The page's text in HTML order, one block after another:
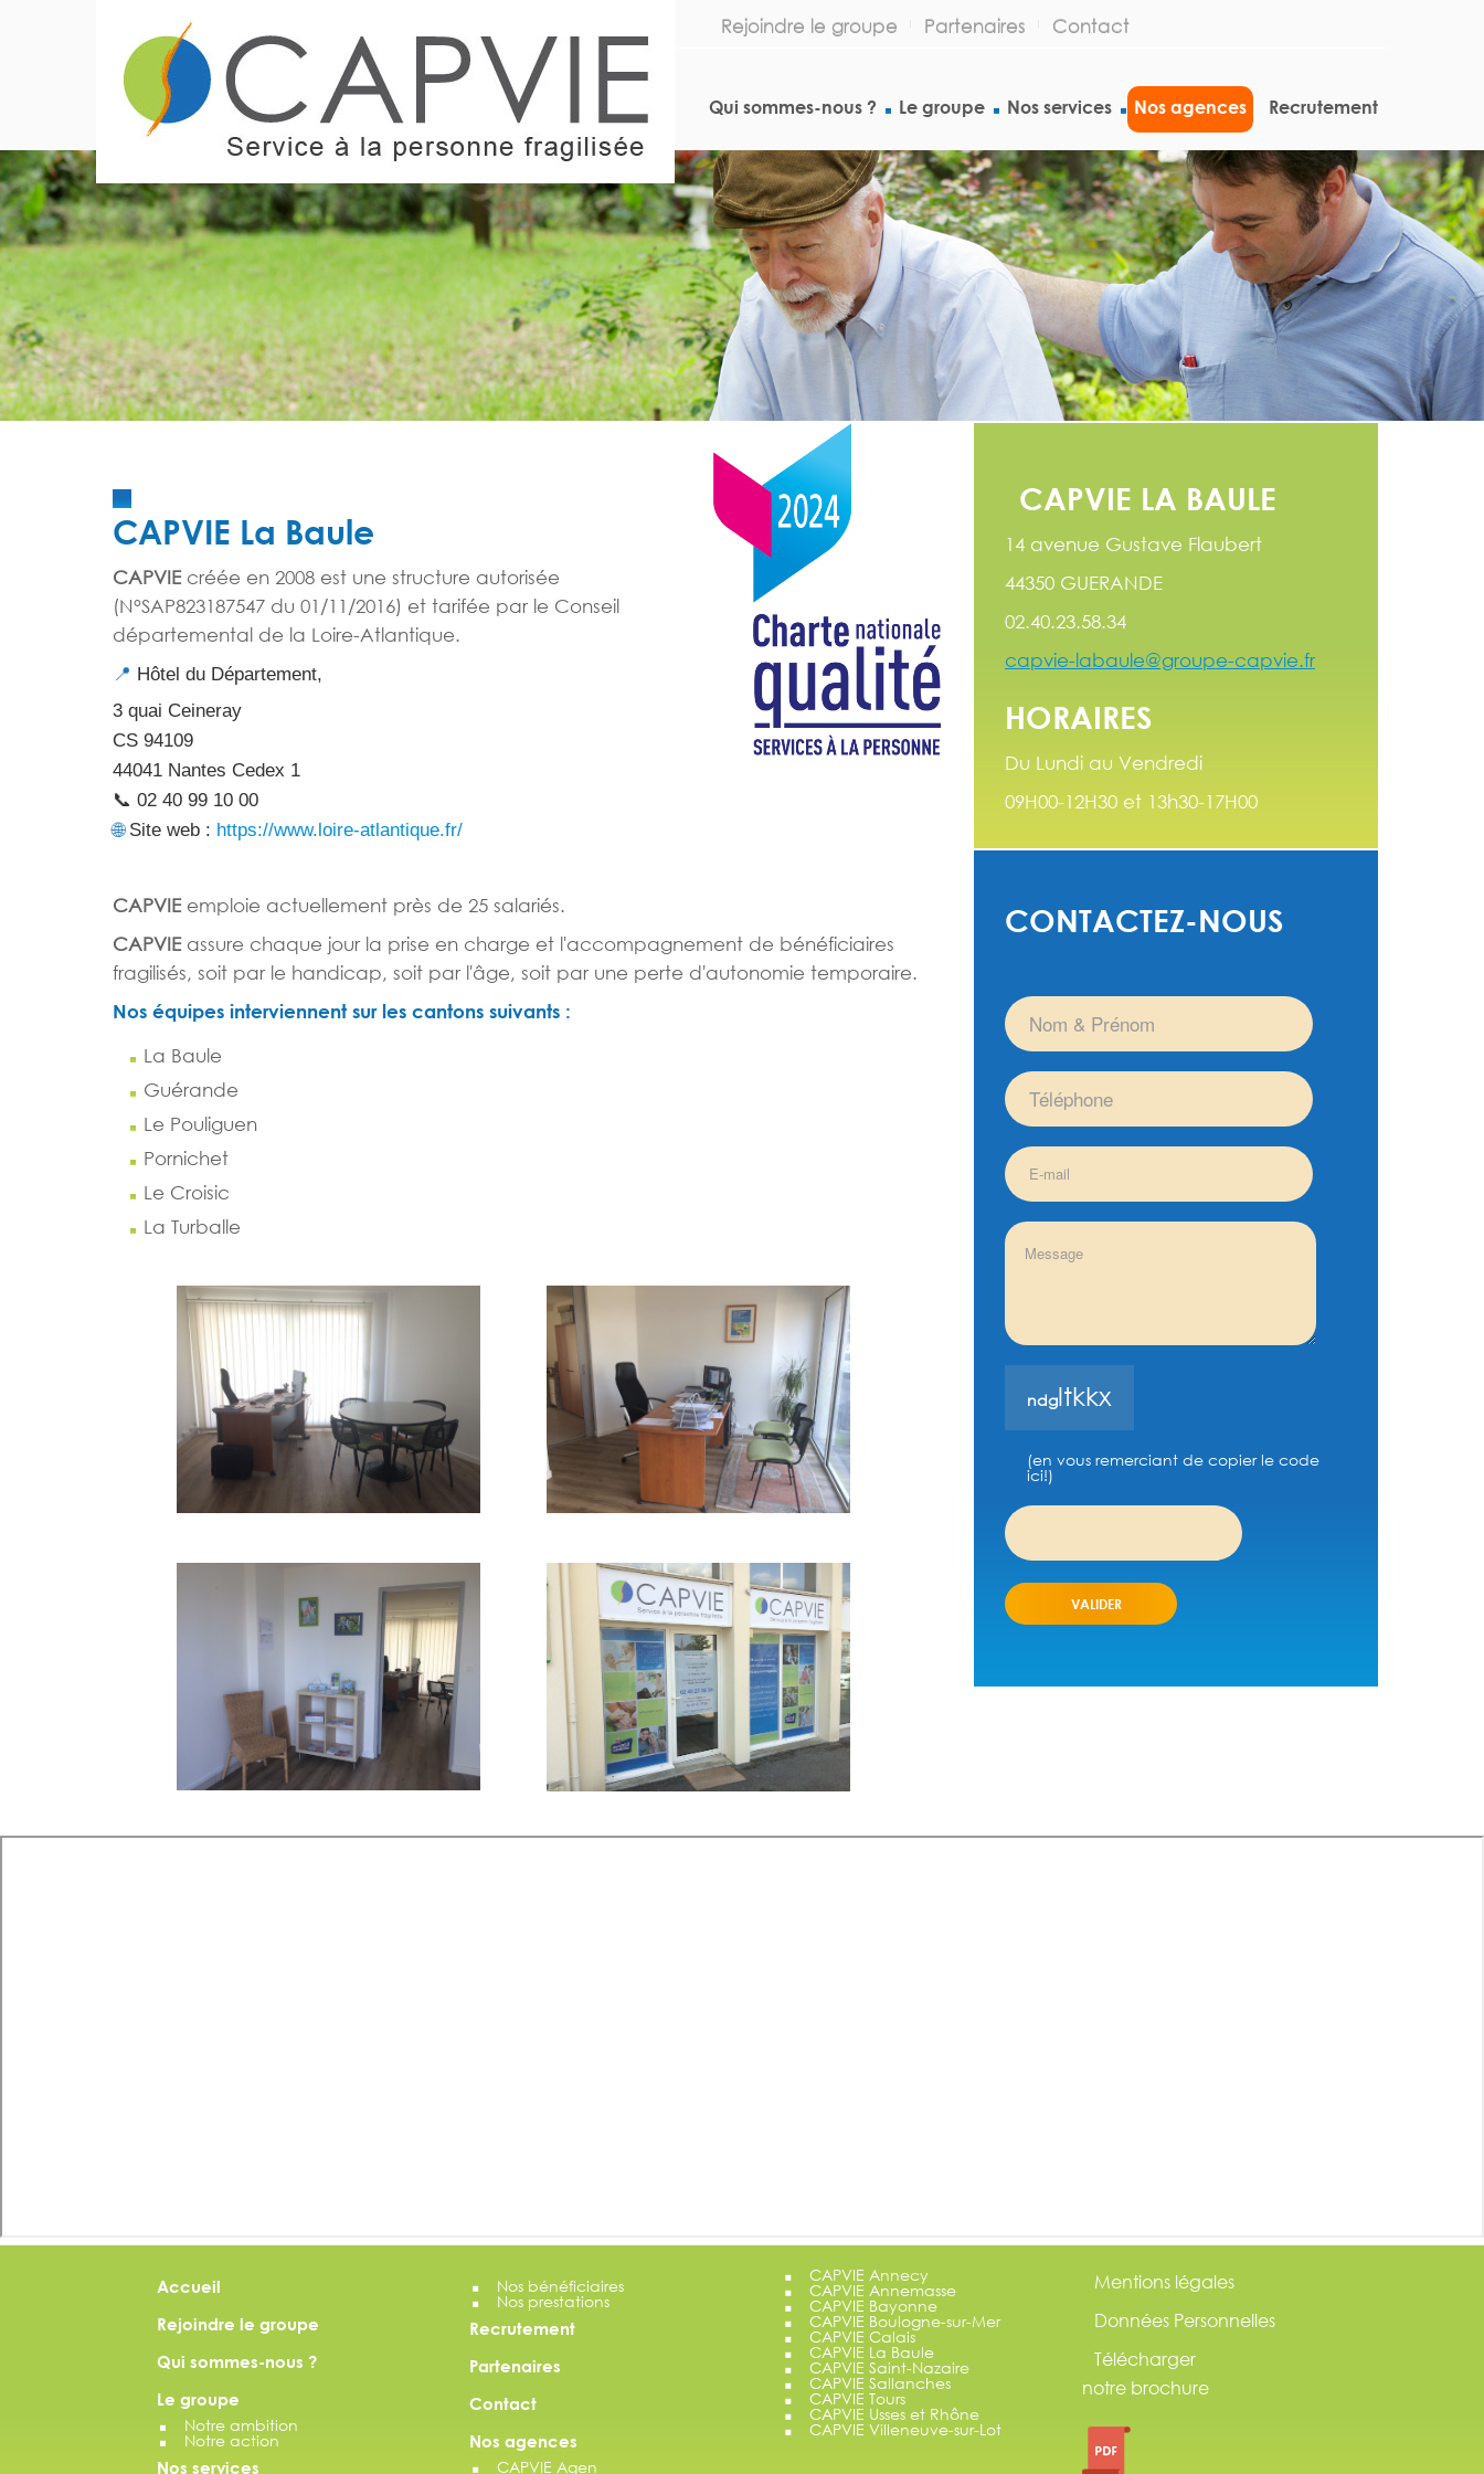
Rejoindre le groupe Partenaires Contact
Qui sommes-nous ? Le groupe Nos services Nos agences Recrutement
CAPVIE LA BAULE
14 avenue Gustave Flaubert
44350 GUERANDE
02.40.23.58.34
capvie-labaule@groupe-capvie.fr
HORAIRES
Du Lundi au Vendredi
09H00-12H30 et 13h30-17H00
CONTACTEZ-NOUS
ndgltkkx
(en vous remerciant de copier le code
ici!)
CAPVIE La Baule
CAPVIEcréée en 2008 est une structure autorisée
(N°SAP823187547 du 01/11/2016) et tarifée par le Conseil
départemental de la Loire-Atlantique.
📍 Hôtel du Département,
3 quai Ceineray
CS 94109
44041 Nantes Cedex 1
📞 02 40 99 10 00
🌐Site web : https://www.loire-atlantique.fr/
CAPVIEemploie actuellement près de 25 salariés.
CAPVIEassure chaque jour la prise en charge et l'accompagnement de bénéficiaires
fragilisés, soit par le handicap, soit par l'âge, soit par une perte d'autonomie temporaire.
Nos équipes interviennent sur les cantons suivants :
La Baule
Guérande
Le Pouliguen
Pornichet
Le Croisic
La Turballe
Accueil
Rejoindre le groupe
Qui sommes-nous ?
Le groupe
Notre ambition
Notre action
Nos services
Nos bénéficiaires
Nos prestations
Recrutement
Partenaires
Contact
Nos agences
CAPVIE Agen
CAPVIE Annecy
CAPVIE Annemasse
CAPVIE Bayonne
CAPVIE Boulogne-sur-Mer
CAPVIE Calais
CAPVIE La Baule
CAPVIE Saint-Nazaire
CAPVIE Sallanches
CAPVIE Tours
CAPVIE Usses et Rhône
CAPVIE Villeneuve-sur-Lot
Mentions légales
Données Personnelles
Télécharger
notre brochure